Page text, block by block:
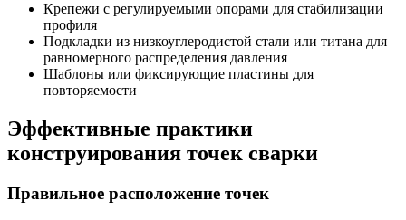
Крепежи с регулируемыми опорами для стабилизации
профиля
Подкладки из низкоуглеродистой стали или титана для
равномерного распределения давления
Шаблоны или фиксирующие пластины для
повторяемости
Эффективные практики
конструирования точек сварки
Правильное расположение точек